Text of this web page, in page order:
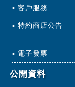
客戶服務
特約商店公告
電子發票
公開資料